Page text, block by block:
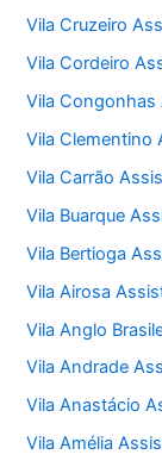
Vila Cruzeiro
Vila Cordeiro
Vila Congonhas
Vila Clementino
Vila Carrão
Vila Buarque
Vila Bertioga
Vila Airosa
Vila Anglo
Vila Andrade
Vila Anastácio
Vila Amélia